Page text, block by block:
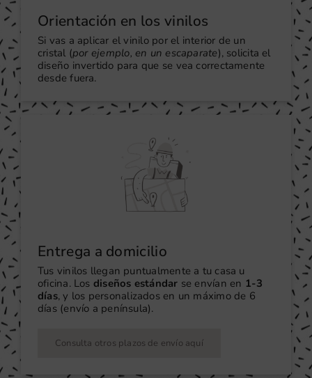
Orientación en los vinilos
Si vas a aplicar el vinilo por el interior de un
cristal (por ejemplo, en un escaparate), solicita el
diseño invertido para que se vea correctamente
desde fuera.
Entrega a domicilio
Tus vinilos llegan puntualmente a tu casa u
oficina. Los diseños estándar se envían en 1-3
días, y los personalizados en un máximo de 6
días (envío a península).
Consulta otros plazos de envío aquí